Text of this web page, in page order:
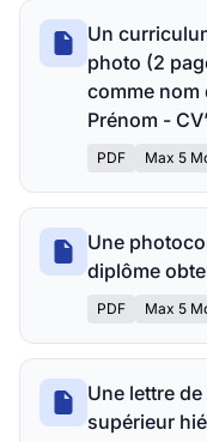
Un
photo (2
comme nom
Prénom -
PDF Max 5
Une
diplôme
PDF Max 5
Une lettre
supérieur